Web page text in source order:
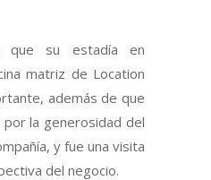
que su estadía en
matriz de Location
además de que
la generosidad del
y fue una visita
del negocio.